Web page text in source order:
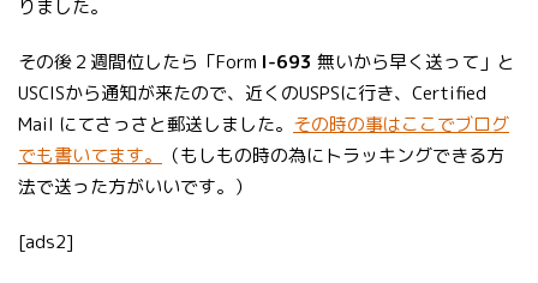
りました。
その後２週間位したら「Form I-693 無いから早く送って」と
USCISから通知が来たので、近くのUSPSに行き、Certified
Mail にてさっさと郵送しました。 その時の事はここでブログ
でも書いてます。
（もしもの時の為にトラッキングできる方
法で送った方がいいです。）
[ads2]